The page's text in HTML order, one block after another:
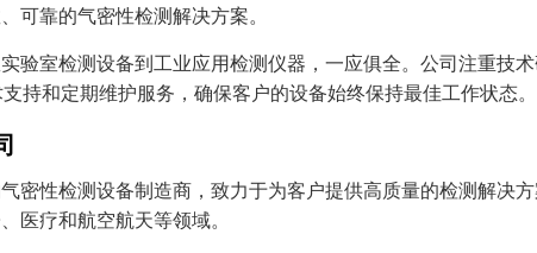
可靠的气密性检测解决方案。
验室检测设备到工业应用检测仪器，一应俱全。公司注重技
持和定期维护服务，确保客户的设备始终保持最佳工作状态。
密性检测设备制造商，致力于为客户提供高质量的检测解决
医疗和航空航天等领域。